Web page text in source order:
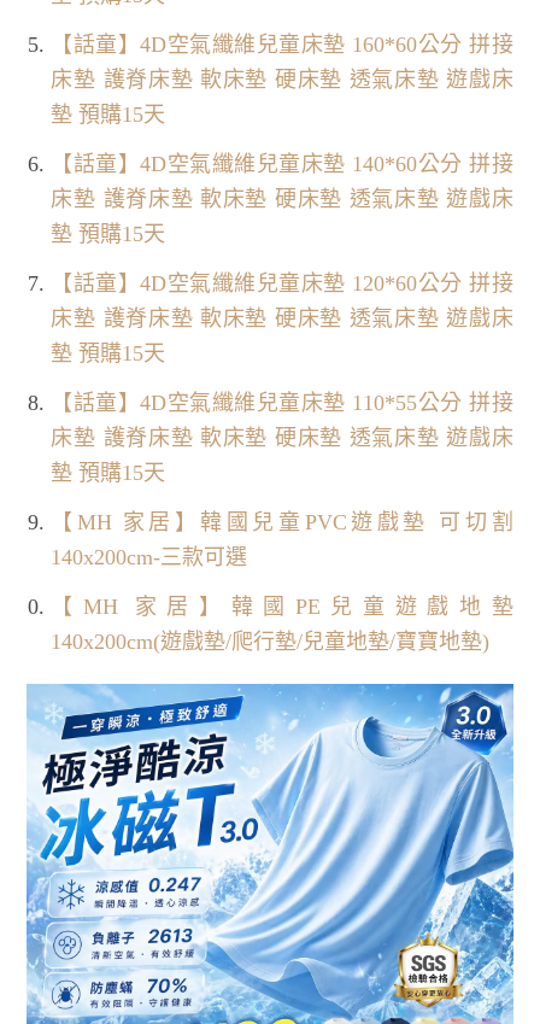
【話童】4D空氣纖維兒童床墊 160*60公分 拼接
床墊 護脊床墊 軟床墊 硬床墊 透氣床墊 遊戲床
墊 預購15天
【話童】4D空氣纖維兒童床墊 140*60公分 拼接
床墊 護脊床墊 軟床墊 硬床墊 透氣床墊 遊戲床
墊 預購15天
【話童】4D空氣纖維兒童床墊 120*60公分 拼接
床墊 護脊床墊 軟床墊 硬床墊 透氣床墊 遊戲床
墊 預購15天
【話童】4D空氣纖維兒童床墊 110*55公分 拼接
床墊 護脊床墊 軟床墊 硬床墊 透氣床墊 遊戲床
墊 預購15天
【MH 家居】韓國兒童PVC遊戲墊 可切割
140x200cm-三款可選
【MH 家居】韓國PE兒童遊戲地墊
140x200cm(遊戲墊/爬行墊/兒童地墊/寶寶地墊)